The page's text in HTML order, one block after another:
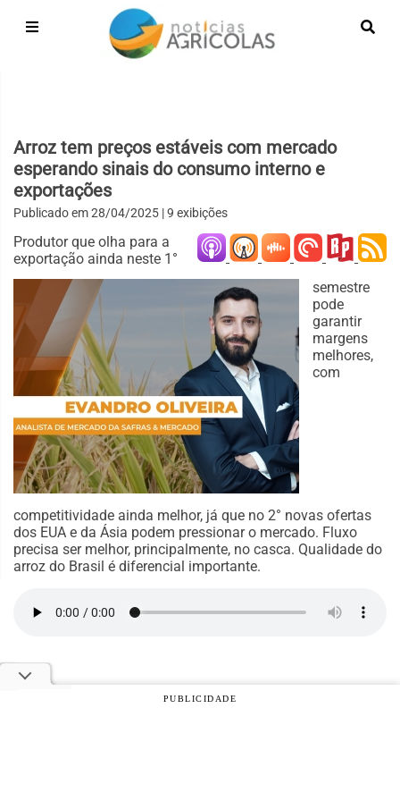
Arroz tem preços estáveis com mercado
esperando sinais do consumo interno e
exportações
Publicado em28/04/2025 | 9 exibições
Produtor que olha para a
exportação ainda neste 1°
semestre
pode
garantir
margens
melhores,
com
competitividade ainda melhor, já que no 2° novas ofertas
dos EUA e da Ásia podem pressionar o mercado. Fluxo
precisa ser melhor, principalmente, no casca. Qualidade do
arroz do Brasil é diferencial importante.
PUBLICIDADE